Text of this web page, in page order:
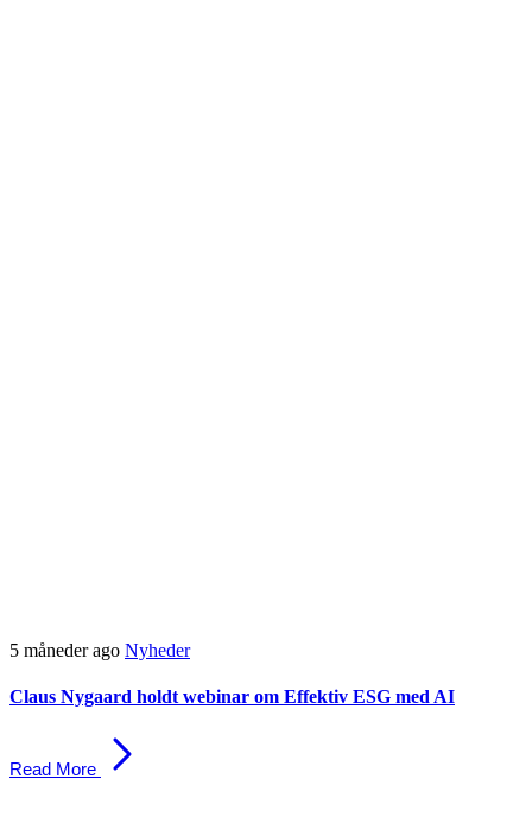
5 måneder ago Nyheder
Claus Nygaard holdt webinar om Effektiv ESG med AI
Read More